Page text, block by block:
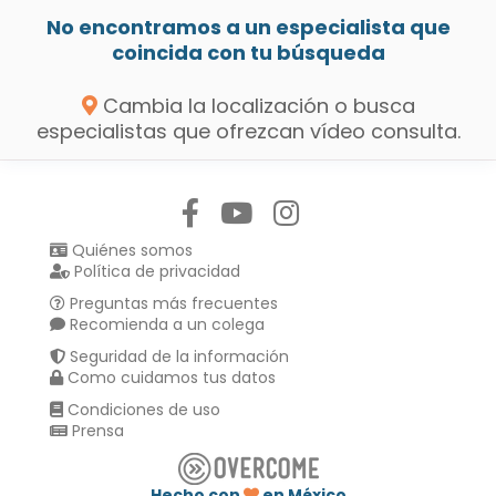
No encontramos a un especialista que
coincida con tu búsqueda
Cambia la localización o busca
especialistas que ofrezcan vídeo consulta.
Quiénes somos
Política de privacidad
Preguntas más frecuentes
Recomienda a un colega
Seguridad de la información
Como cuidamos tus datos
Condiciones de uso
Prensa